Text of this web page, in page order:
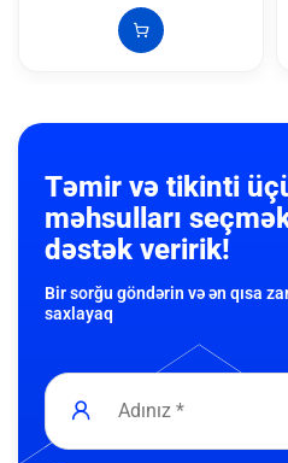
Təmir və tikinti
məhsulları
dəstək veririk!
Bir sorğu göndərin və ən qısa
saxlayaq